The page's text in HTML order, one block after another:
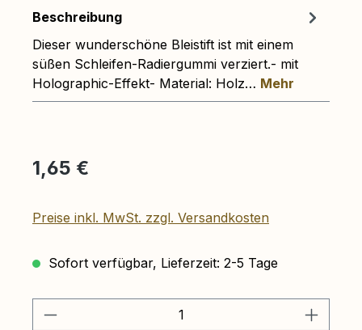
Beschreibung
Dieser wunderschöne Bleistift ist mit einem
süßen Schleifen-Radiergummi verziert.- mit
Holographic-Effekt- Material: Holz… Mehr
Regulärer Preis:
1,65 €
Preise inkl. MwSt. zzgl. Versandkosten
Sofort verfügbar, Lieferzeit: 2-5 Tage
Produkt Anzahl: Gib den